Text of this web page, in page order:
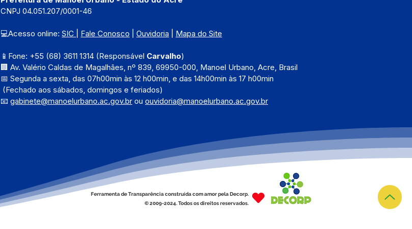
CNPJ 04.051.207/0001-46
💻Acesso online: SIC Fale Conosco Ouvidoria Mapa do Site
📱Fone: +55 (68) 3611 1314 (Responsável Carvalho)
🏢 Av. Valério Caldas de Magalhães, nº 839, 69950-000, Manoel Urbano, Acre, Brasil
📅 Segunda a sexta, das 07h00min às 12 h00min, e das 14h00min às 17 h00min
(Fechado aos sábados, domingos e feriados)
📧 gabinete@manoelurbano.ac.gov.br ou ouvidoria@manoelurbano.ac.gov.br
Ferramenta de Transparência construída com amor pela Decorp.
© 2009-2024. Todos os direitos reservados.